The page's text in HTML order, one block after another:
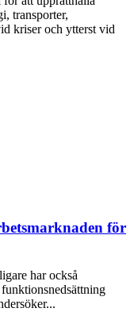
transporter,
kriser och ytterst vid
för
har också